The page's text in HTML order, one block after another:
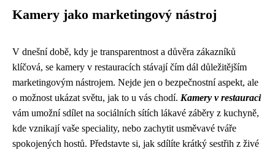
Kamery jako marketingový nástroj
V dnešní době, kdy je transparentnost a důvěra zákazníků
klíčová, se kamery v restauracích stávají čím dál důležitějším
marketingovým nástrojem. Nejde jen o bezpečnostní aspekt, ale
o možnost ukázat světu, jak to u vás chodí. Kamery v restauraci
vám umožní sdílet na sociálních sítích lákavé záběry z kuchyně,
kde vznikají vaše speciality, nebo zachytit usměvavé tváře
spokojených hostů. Představte si, jak sdílíte krátký sestřih z živé